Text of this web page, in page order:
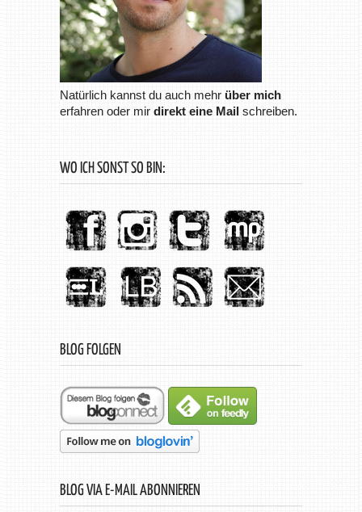
Natürlich kannst du auch mehr über mich
erfahren oder mir direkt eine Mailschreiben.
WO ICH SONST SO BIN:
BLOG FOLGEN
BLOG VIA E-MAIL ABONNIEREN